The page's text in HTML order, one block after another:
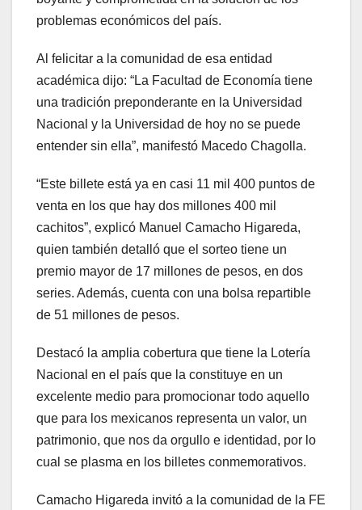
problemas económicos del país.
Al felicitar a la comunidad de esa entidad
académica dijo: “La Facultad de Economía tiene
una tradición preponderante en la Universidad
Nacional y la Universidad de hoy no se puede
entender sin ella”, manifestó Macedo Chagolla.
“Este billete está ya en casi 11 mil 400 puntos de
venta en los que hay dos millones 400 mil
cachitos”, explicó Manuel Camacho Higareda,
quien también detalló que el sorteo tiene un
premio mayor de 17 millones de pesos, en dos
series. Además, cuenta con una bolsa repartible
de 51 millones de pesos.
Destacó la amplia cobertura que tiene la Lotería
Nacional en el país que la constituye en un
excelente medio para promocionar todo aquello
que para los mexicanos representa un valor, un
patrimonio, que nos da orgullo e identidad, por lo
cual se plasma en los billetes conmemorativos.
Camacho Higareda invitó a la comunidad de la FE